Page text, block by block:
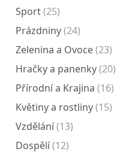
Sport(25)
Prázdniny(24)
Zelenina a Ovoce(23)
Hračky a panenky(20)
Přírodní a Krajina (16)
Květiny a rostliny(15)
Vzdělání(13)
Dospělí(12)